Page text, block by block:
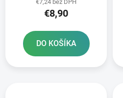
€7,24 bez DPH
€8,90
DO KOŠÍKA